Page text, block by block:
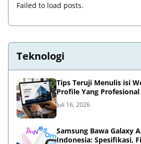
Failed to load posts.
Teknologi
Tips Teruji Menulis isi
Profile Yang Profesional
Juli 16, 2026
Samsung Bawa Galaxy
Indonesia: Spesifikasi,